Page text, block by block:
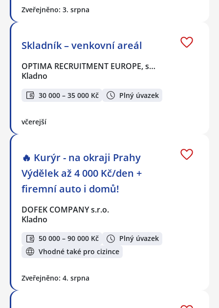
Zveřejněno: 3. srpna
Skladník – venkovní areál
OPTIMA RECRUITMENT EUROPE, s…
Kladno
30 000 – 35 000 Kč Plný úvazek
včerejší
🔥 Kurýr - na okraji Prahy
Výdělek až 4 000 Kč/den +
firemní auto i domů!
DOFEK COMPANY s.r.o.
Kladno
50 000 – 90 000 Kč
Plný úvazek
Vhodné také pro cizince
Zveřejněno: 4. srpna